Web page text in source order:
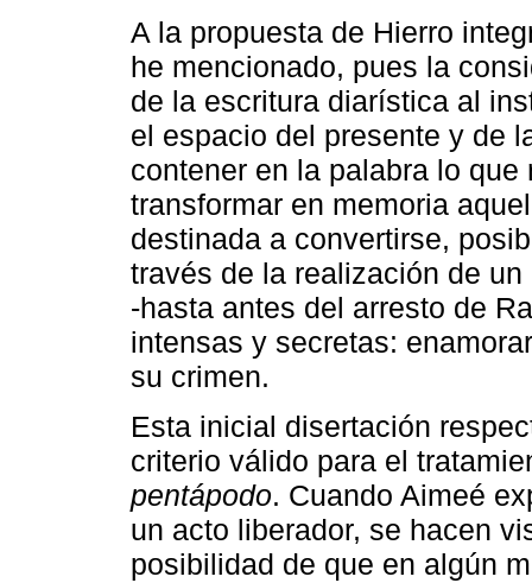
A la propuesta de Hierro
he mencionado, pues la
de la escritura diarística al
el espacio del presente y de
contener en la palabra lo
transformar en memoria
destinada a convertirse,
través de la realización de
-hasta antes del arresto de
intensas y secretas:
su crimen.
Esta inicial disertación
criterio válido para el
pentápodo. Cuando Aimeé
un acto liberador, se hacen
posibilidad de que en algún